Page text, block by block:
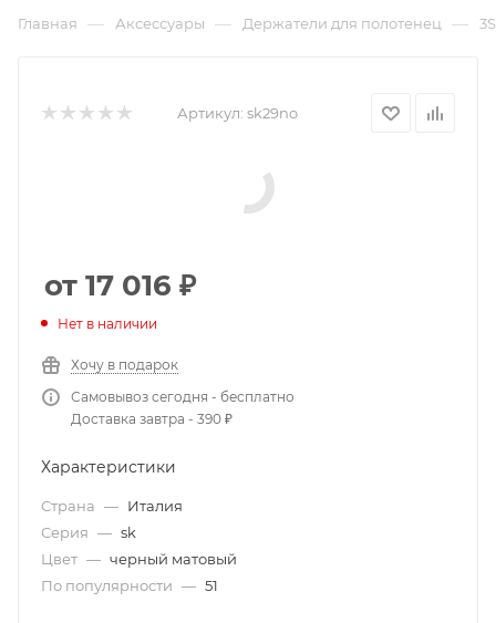
Главная — Аксессуары — Держатели для полотенец —
Артикул: sk29no
от 17 016 ₽
Нет в наличии
Хочу в подарок
Самовывоз сегодня - бесплатно
Доставка завтра - 390 ₽
Характеристики
Страна — Италия
Серия — sk
Цвет — черный матовый
По популярности — 51